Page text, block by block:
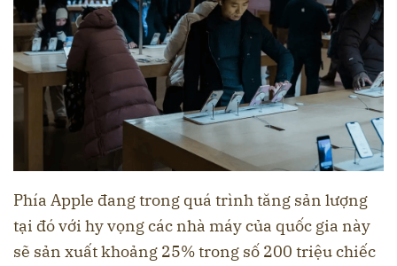
Phía Apple đang trong quá trình tăng sản lượng
tại đó với hy vọng các nhà máy của quốc gia này
sẽ sản xuất khoảng 25% trong số 200 triệu chiếc